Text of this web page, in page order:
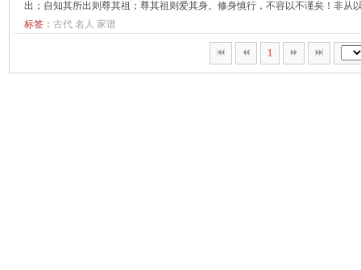
出；自知其所出则尊其祖；尊其祖则爱其身。修身慎行，不容以不谨矣！非从
标签： 古代 名人 家谱
1